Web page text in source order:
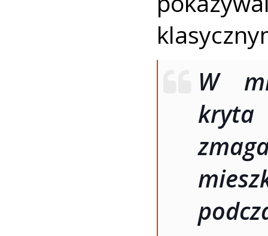
W
kryta